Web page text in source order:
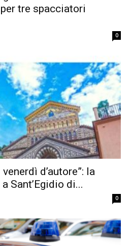
tre spacciatori
0
d’autore”: la
Sant’Egidio di...
0